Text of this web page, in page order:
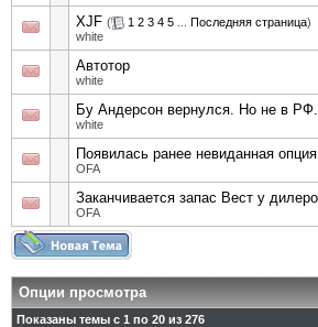
XJF ( 1 2 3 4 5 Последняя страница)
white
Автотор
white
Бу Андерсон вернулся. Но не в РФ.
white
Появилась ранее невиданная
OFA
Заканчивается запас Вест у
OFA
Опции просмотра
Показаны темы с 1 по 20 из 276